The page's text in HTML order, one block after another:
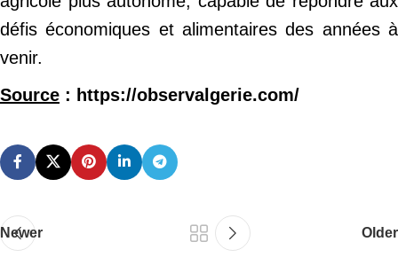
défis économiques et alimentaires des années à
venir.
Source : https://observalgerie.com/
Newer Older